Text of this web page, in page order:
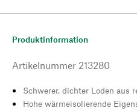
Produktinformation
Artikelnummer 213280
Schwerer, dichter Loden aus
Hohe wärmeisolierende